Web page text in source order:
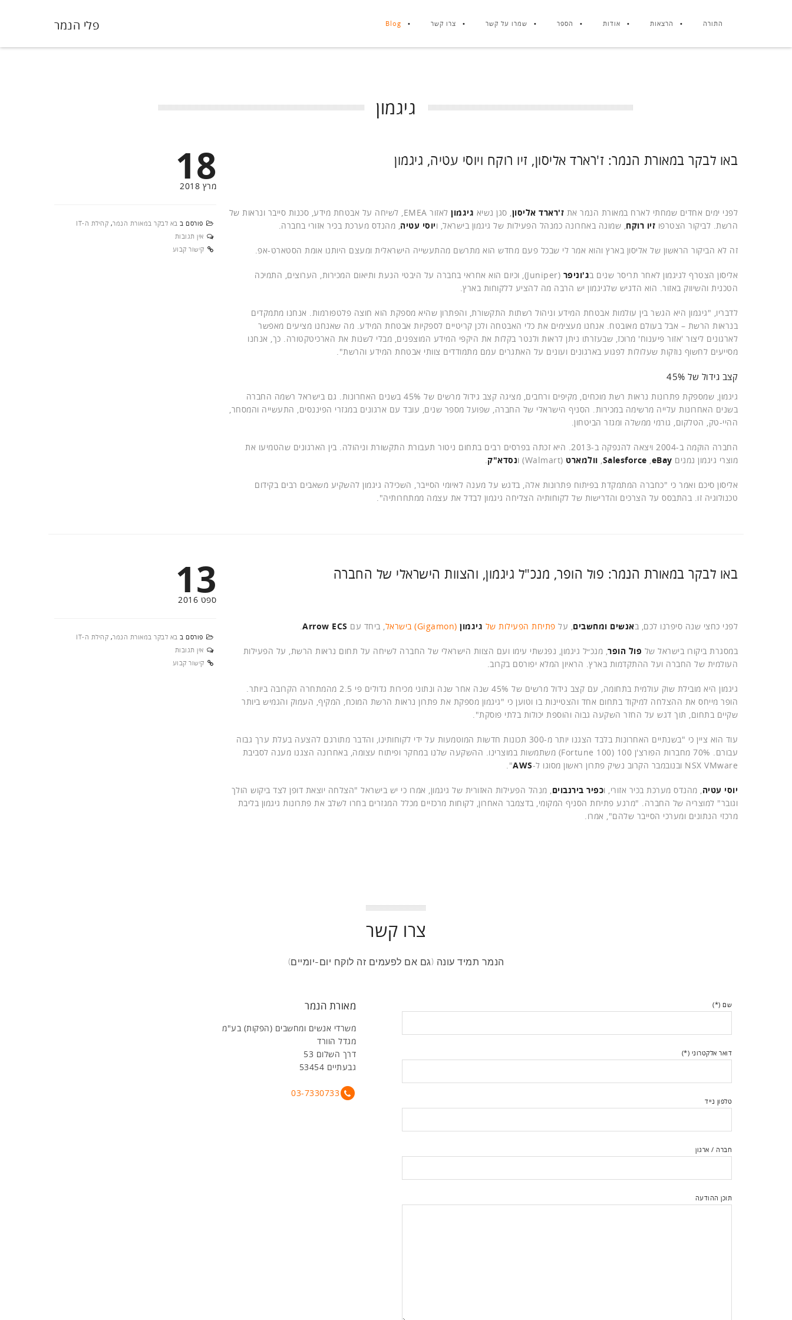
פלי הנמר התורה הרצאות אודות הספר שמרו על קשר צרו קשר Blog
גיגמון
18
מרץ 2018
פורסם ב בא לבקר במאורת הנמר, קהילת ה-IT
אין תגובות
קישור קבוע
באו לבקר במאורת הנמר: ז'רארד אליסון, זיו רוקח ויוסי עטיה, גיגמון
לפני ימים אחדים שמחתי לארח במאורת הנמר את ז'רארד אליסון, סגן נשיא גיגמון
לאזור EMEA, לשיחה על אבטחת מידע, סכנות סייבר ונראות של
הרשת. לביקור הצטרפו זיו רוקח, שמונה באחרונה כמנהל הפעילות של גיגמון בישראל, ויוסי עטיה, מהנדס מערכת בכיר אזורי בחברה.
זה לא הביקור הראשון של אליסון בארץ והוא אמר לי שבכל פעם מחדש הוא מתרשם מהתעשייה הישראלית ומעצם היותנו אומת הסטארט-אפ.
אליסון הצטרף לגיגמון לאחר תריסר שנים בג'וניפר
(Juniper), וכיום הוא אחראי בחברה על היבטי הנעת ותיאום המכירות, הערוצים, התמיכה
הטכנית והשיווק באזור. הוא הדגיש שלגיגמון יש הרבה מה להציע ללקוחות בארץ.
לדבריו, "גיגמון היא הגשר בין עולמות אבטחת המידע וניהול רשתות התקשורת, והפתרון שהיא מספקת הוא חוצה פלטפורמות. אנחנו מתמקדים
בנראות הרשת – אבל בעולם מאובטח. אנחנו מעצימים את כלי האבטחה ולכן קריטיים לספקיות אבטחת המידע. מה שאנחנו מציעים מאפשר
לארגונים ליצור 'אזור פיענוח' מרוכז, שבעזרתו ניתן לראות ולנטר בקלות את היקפי המידע המוצפנים, מבלי לשנות את הארכיטקטורה. כך, אנחנו
מסייעים לחשוף נוזקות שעלולות לפגוע בארגונים ועונים על האתגרים עמם מתמודדים צוותי אבטחת המידע והרשת".
קצב גידול של 45%
גיגמון, שמספקת פתרונות נראות רשת מוכחים, מקיפים ורחבים, מציגה קצב גידול מרשים של 45% בשנים האחרונות. גם בישראל רשמה החברה
בשנים האחרונות עלייה מרשימה במכירות. הסניף הישראלי של החברה, שפועל מספר שנים, עובד עם ארגונים במגזרי הפיננסים, התעשייה והמסחר,
ההיי-טק, הטלקום, גורמי ממשלה ומגזר הביטחון.
החברה הוקמה ב-2004 ויצאה להנפקה ב-2013. היא זכתה בפרסים רבים בתחום ניטור תעבורת התקשורת וניהולה. בין הארגונים שהטמיעו את
מוצרי גיגמון נמנים
Salesforce ,eBay
, וולמארט (Walmart) ו נסדא"ק.
אליסון סיכם ואמר כי "כחברה המתמקדת בפיתוח פתרונות אלה, בדגש על מענה לאיומי הסייבר, השכילה גיגמון להשקיע משאבים רבים בקידום
טכנולוגיה זו. בהתבסס על הצרכים והדרישות של לקוחותיה הצליחה גיגמון לבדל את עצמה ממתחרותיה".
13
ספט 2016
פורסם ב בא לבקר במאורת הנמר, קהילת ה-IT
אין תגובות
קישור קבוע
באו לבקר במאורת הנמר: פול הופר, מנכ"ל גיגמון, והצוות הישראלי של החברה
לפני כחצי שנה סיפרנו לכם, באנשים ומחשבים, על פתיחת הפעילות של גיגמון (Gigamon) בישראל , ביחד עם Arrow ECS
.
במסגרת ביקורו בישראל של פול הופר, מנכ״ל גיגמון, נפגשתי עימו ועם הצוות הישראלי של החברה לשיחה על תחום נראות הרשת, על הפעילות
העולמית של החברה ועל ההתקדמות בארץ. הראיון המלא יפורסם בקרוב.
גיגמון היא מובילת שוק עולמית בתחומה, עם קצב גידול מרשים של 45% שנה אחר שנה ונתוני מכירות גדולים פי 2.5 מהמתחרה הקרובה ביותר.
הופר מייחס את ההצלחה למיקוד בתחום אחד והצטיינות בו וטוען כי "גיגמון מספקת את פתרון נראות הרשת המוכח, המקיף, העמוק והגמיש ביותר
שקיים בתחום, תוך דגש על החזר השקעה גבוה והוספת יכולות בלתי פוסקת".
עוד הוא ציין כי "בשנתיים האחרונות בלבד הצגנו יותר מ-300 תכונות חדשות המוטמעות על ידי לקוחותינו, והדבר מתורגם להצעה בעלת ערך גבוה
עבורם. 70% מחברות הפורצ'ן 100 (Fortune 100) משתמשות במוצרינו. ההשקעה שלנו במחקר ופיתוח עצומה, באחרונה הצגנו מענה לסביבת
NSX VMware ובנובמבר הקרוב נשיק פתרון ראשון מסוגו ל-
AWS
".
יוסי עטיה, מהנדס מערכת בכיר אזורי, וכפיר בירנבוים, מנהל הפעילות האזורית של גיגמון, אמרו כי יש בישראל "הצלחה יוצאת דופן לצד ביקוש הולך
וגובר" למוצריה של החברה. "מרגע פתיחת הסניף המקומי, בדצמבר האחרון, לקוחות מרכזיים מכלל המגזרים בחרו לשלב את פתרונות גיגמון בליבת
מרכזי הנתונים ומערכי הסייבר שלהם", אמרו.
צרו קשר
הנמר תמיד עונה (גם אם לפעמים זה לוקח יום-יומיים)
מאורת הנמר
משרדי אנשים ומחשבים (הפקות) בע"מ
מגדל הוורד
דרך השלום 53
גבעתיים 53454
03-7330733
שם (*)
דואר אלקטרוני (*)
טלפון נייד
חברה / ארגון
תוכן ההודעה